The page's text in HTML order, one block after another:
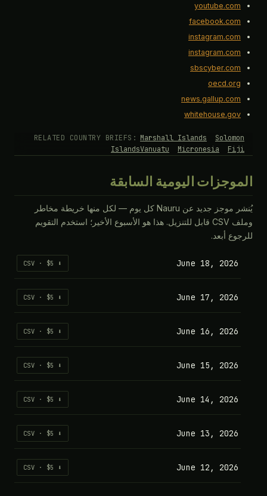
youtube.com
facebook.com
instagram.com
instagram.com
sbscyber.com
oecd.org
news.gallup.com
whitehouse.gov
RELATED COUNTRY BRIEFS: Marshall Islands
Solomon
IslandsVanuatu Micronesia Fiji
الموجزات اليومية السابقة
يُنشر موجز جديد عن Nauru كل يوم — لكل منها خريطة مخاطر
وملف CSV قابل للتنزيل. هذا هو الأسبوع الأخير؛ استخدم التقويم
للرجوع أبعد.
June 18, 2026
⬇ CSV · $5
June 17, 2026
⬇ CSV · $5
June 16, 2026
⬇ CSV · $5
June 15, 2026
⬇ CSV · $5
June 14, 2026
⬇ CSV · $5
June 13, 2026
⬇ CSV · $5
June 12, 2026
⬇ CSV · $5